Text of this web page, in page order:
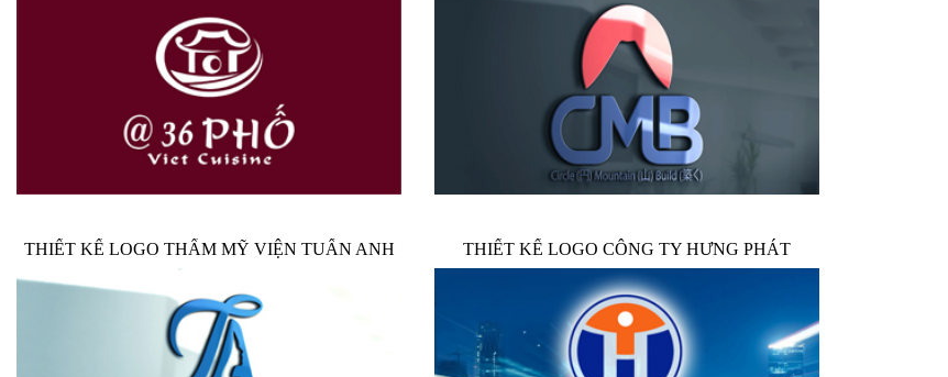
THIẾT KẾ LOGO THẨM MỸ VIỆN TUẤN ANH THIẾT KẾ LOGO CÔNG TY HƯNG PHÁT